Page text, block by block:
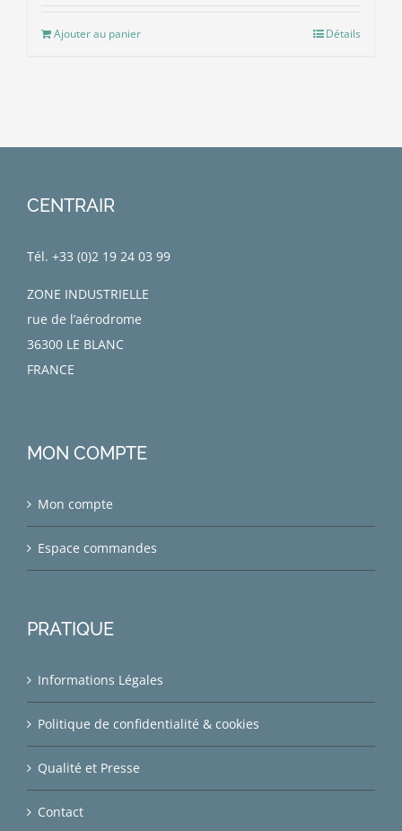
Ajouter au panier Détails
CENTRAIR
Tél. +33 (0)2 19 24 03 99
ZONE INDUSTRIELLE
rue de l’aérodrome
36300 LE BLANC
FRANCE
MON COMPTE
Mon compte
Espace commandes
PRATIQUE
Informations Légales
Politique de confidentialité & cookies
Qualité et Presse
Contact